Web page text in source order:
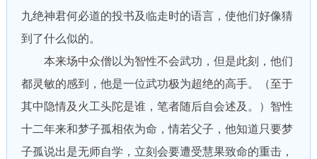
九绝神君何必道的投书及临走时的语言，使他们好像猜
到了什么似的。
本来场中众僧以为智性不会武功，但是此刻，他们
都灵敏的感到，他是一位武功极为超绝的高手。（至于
其中隐情及火工头陀是谁，笔者随后自会述及。）智性
十二年来和梦子孤相依为命，情若父子，他知道只要梦
子孤说出是无师自学，立刻会要遭受慧果致命的重击，